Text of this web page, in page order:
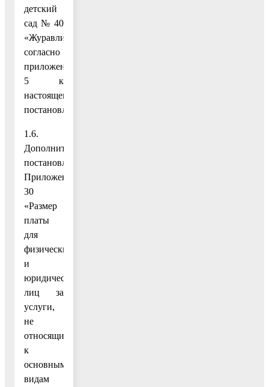
детский
сад № 40
«Журавлик»
согласно
приложению
5 к
настоящему
постановлению;
1.6.
Дополнить
постановление
Приложением
30
«Размер
платы
для
физических
и
юридических
лиц за
услуги,
не
относящиеся
к
основным
видам